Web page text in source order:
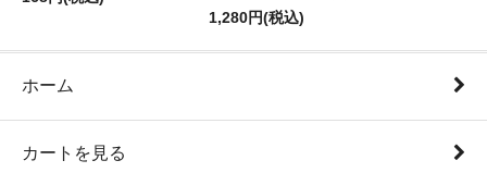
1,280円(税込)
ホーム
カートを見る